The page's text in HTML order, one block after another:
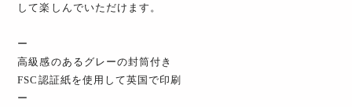
して楽しんでいただけます。
ー
高級感のあるグレーの封筒付き
FSC認証紙を使用して英国で印刷
ー